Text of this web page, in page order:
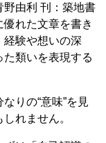
野由利 刊：築地書
れた文章を書き
経験や想いの深
類いを表現する
りの“意味”を見
れません。